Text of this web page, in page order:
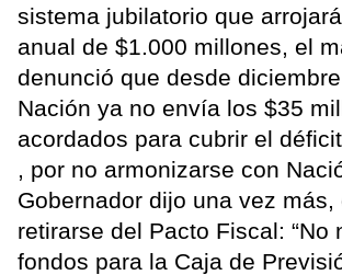
sistema jubilatorio que
anual de $1.000 millones, el
denunció que desde
Nación ya no envía los $35
acordados para cubrir el
, por no armonizarse con
Gobernador dijo una vez más,
retirarse del Pacto Fiscal: “No
fondos para la Caja de